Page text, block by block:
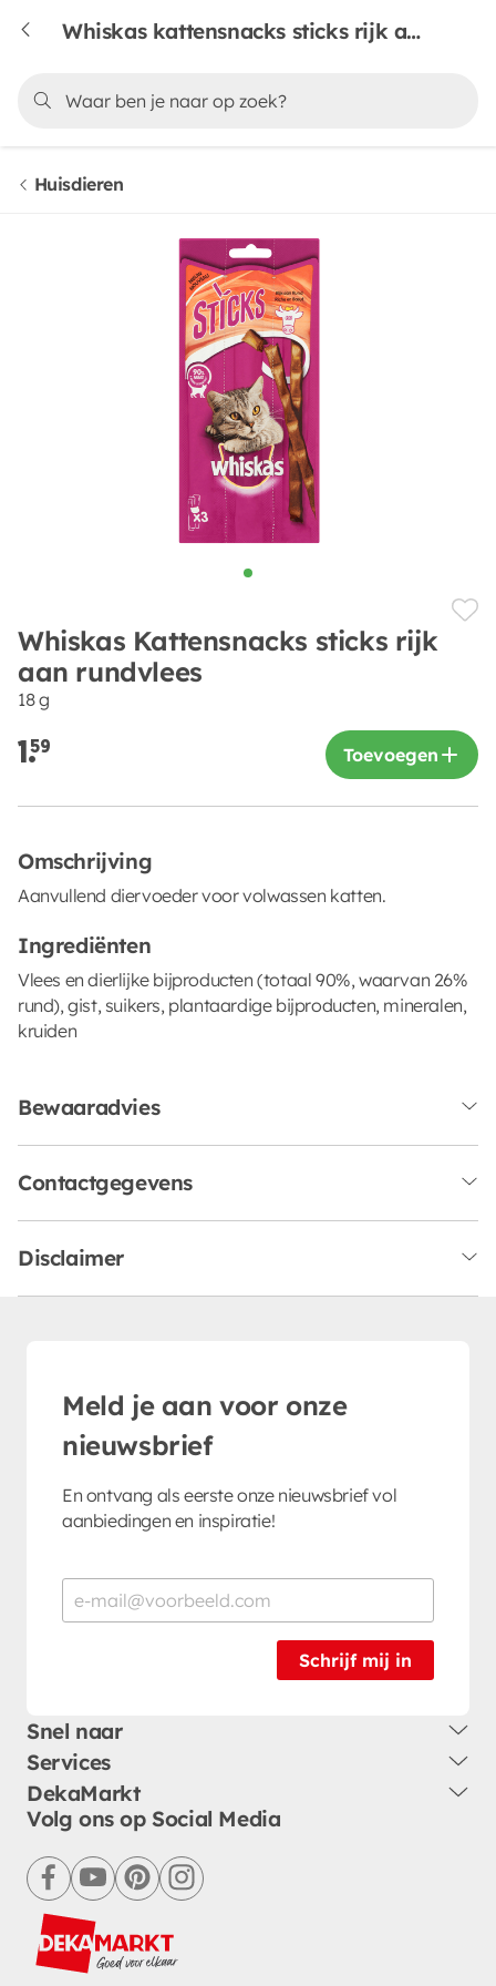
Whiskas kattensnacks sticks rijk aan rundvlees
Huisdieren
Whiskas Kattensnacks sticks rijk
aan rundvlees
18 g
1.59 Toevoegen
Omschrijving
Aanvullend diervoeder voor volwassen katten.
Ingrediënten
Vlees en dierlijke bijproducten (totaal 90%, waarvan 26%
rund), gist, suikers, plantaardige bijproducten, mineralen,
kruiden
Bewaaradvies
Contactgegevens
Disclaimer
Meld je aan voor onze
nieuwsbrief
En ontvang als eerste onze nieuwsbrief vol
aanbiedingen en inspiratie!
Schrijf mij in
Snel naar
Services
DekaMarkt
Volg ons op Social Media
facebookyoutubepinterestinstagram